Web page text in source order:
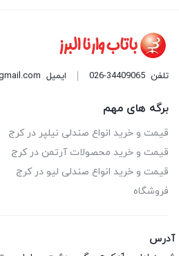
تلفن 026-34409065 ایمیل
برگه های مهم
قیمت و خرید انواع صندلی نیلپر در کرج
قیمت و خرید محصولات آرتمن در کرج
قیمت و خرید انواع صندلی لیو در کرج
فروشگاه
آدرس